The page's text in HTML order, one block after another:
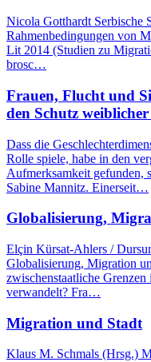
Nicola Gotthardt Serbische
Rahmenbedingungen von
Lit 2014 (Studien zu
brosc…
Frauen, Flucht und
den Schutz
Dass die
Rolle spiele, habe in den
Aufmerksamkeit gefunden,
Sabine Mannitz. Einerseit…
Globalisierung,
Elçin Kürsat-Ahlers /
Globalisierung, Migration
zwischenstaatliche
verwandelt? Fra…
Migration und Stadt
Klaus M. Schmals (Hrsg.)